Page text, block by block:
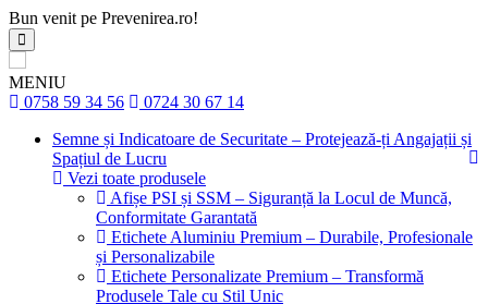
Bun venit pe Prevenirea.ro!
MENIU
0758 59 34 56
0724 30 67 14
Semne și Indicatoare de Securitate – Protejează-ți Angajații și
Spațiul de Lucru
Vezi toate produsele
Afișe PSI și SSM – Siguranță la Locul de Muncă,
Conformitate Garantată
Etichete Aluminiu Premium – Durabile, Profesionale
și Personalizabile
Etichete Personalizate Premium – Transformă
Produsele Tale cu Stil Unic